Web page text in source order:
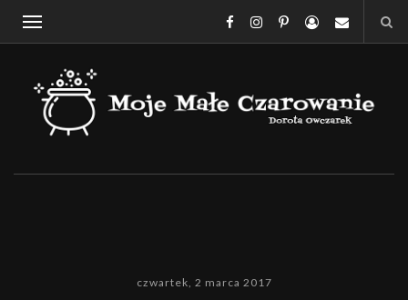
czwartek, 2 marca 2017